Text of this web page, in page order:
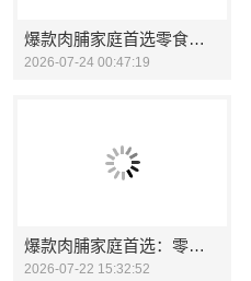
爆款肉脯家庭首选零食大明星
2026-07-24 00:47:19
爆款肉脯家庭首选：零食大明星
2026-07-22 15:32:52